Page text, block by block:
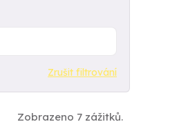
Zrušit filtrování
Zobrazeno 7 zážitků.